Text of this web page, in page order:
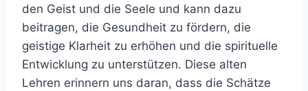
den Geist und die Seele und kann dazu
beitragen, die Gesundheit zu fördern, die
geistige Klarheit zu erhöhen und die spirituelle
Entwicklung zu unterstützen. Diese alten
Lehren erinnern uns daran, dass die Schätze